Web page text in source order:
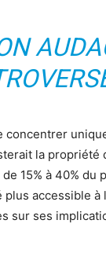
la propriété
15% à 40% du
accessible à
sur ses